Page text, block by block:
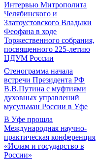
Интервью Митрополита
Челябинского и
Златоустовского Владыки
Феофана в ходе
Торжественного собрания,
посвященного 225-летию
ЦДУМ России
Стенограмма начала
встречи Президента РФ
В.В.Путина с муфтиями
духовных управлений
мусульман России в Уфе
В Уфе прошла
Международная научно-
практическая конференция
«Ислам и государство в
России»